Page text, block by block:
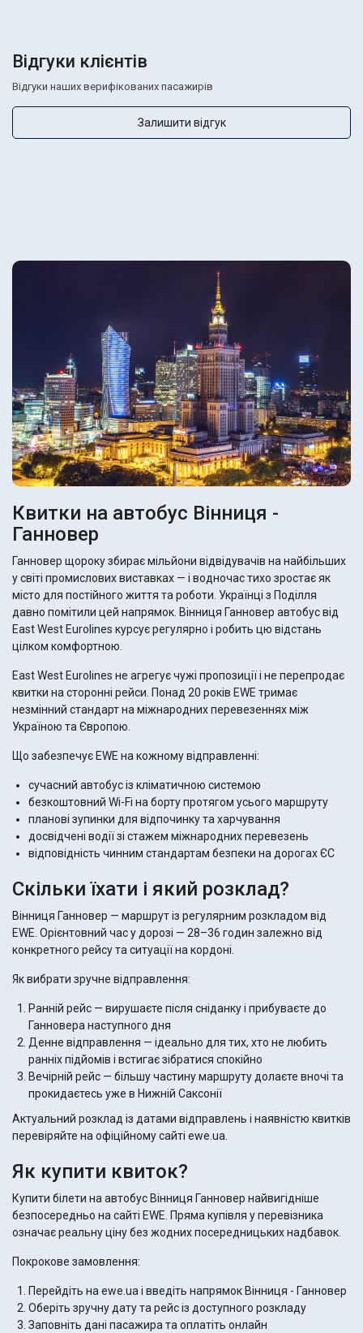
Відгуки клієнтів
Відгуки наших верифікованих пасажирів
Залишити відгук
Квитки на автобус Вінниця -
Ганновер
Ганновер щороку збирає мільйони відвідувачів на найбільших
у світі промислових виставках — і водночас тихо зростає як
місто для постійного життя та роботи. Українці з Поділля
давно помітили цей напрямок. Вінниця Ганновер автобус від
East West Eurolines курсує регулярно і робить цю відстань
цілком комфортною.
East West Eurolines не агрегує чужі пропозиції і не перепродає
квитки на сторонні рейси. Понад 20 років EWE тримає
незмінний стандарт на міжнародних перевезеннях між
Україною та Європою.
Що забезпечує EWE на кожному відправленні:
сучасний автобус із кліматичною системою
безкоштовний Wi-Fi на борту протягом усього маршруту
планові зупинки для відпочинку та харчування
досвідчені водії зі стажем міжнародних перевезень
відповідність чинним стандартам безпеки на дорогах ЄС
Скільки їхати і який розклад?
Вінниця Ганновер — маршрут із регулярним розкладом від
EWE. Орієнтовний час у дорозі — 28–36 годин залежно від
конкретного рейсу та ситуації на кордоні.
Як вибрати зручне відправлення:
Ранній рейс — вирушаєте після сніданку і прибуваєте до
Ганновера наступного дня
Денне відправлення — ідеально для тих, хто не любить
ранніх підйомів і встигає зібратися спокійно
Вечірній рейс — більшу частину маршруту долаєте вночі та
прокидаєтесь уже в Нижній Саксонії
Актуальний розклад із датами відправлень і наявністю квитків
перевіряйте на офіційному сайті ewe.ua.
Як купити квиток?
Купити білети на автобус Вінниця Ганновер найвигідніше
безпосередньо на сайті EWE. Пряма купівля у перевізника
означає реальну ціну без жодних посередницьких надбавок.
Покрокове замовлення:
Перейдіть на ewe.ua і введіть напрямок Вінниця - Ганновер
Оберіть зручну дату та рейс із доступного розкладу
Заповніть дані пасажира та оплатіть онлайн